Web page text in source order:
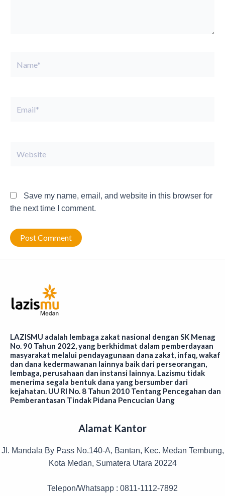
Save my name, email, and website in this browser for
the next time I comment.
LAZISMU adalah lembaga zakat nasional dengan SK Menag
No. 90 Tahun 2022, yang berkhidmat dalam pemberdayaan
masyarakat melalui pendayagunaan dana zakat, infaq, wakaf
dan dana kedermawanan lainnya baik dari perseorangan,
lembaga, perusahaan dan instansi lainnya. Lazismu tidak
menerima segala bentuk dana yang bersumber dari
kejahatan. UU RI No. 8 Tahun 2010 Tentang Pencegahan dan
Pemberantasan Tindak Pidana Pencucian Uang
Alamat Kantor
Jl. Mandala By Pass No.140-A, Bantan, Kec. Medan Tembung,
Kota Medan, Sumatera Utara 20224
Telepon/Whatsapp : 0811-1112-7892